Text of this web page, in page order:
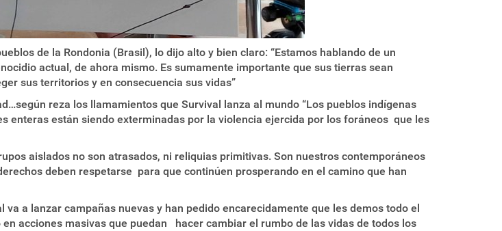
de la Rondonia (Brasil), lo dijo alto y bien claro: “Estamos hablando de un
actual, de ahora mismo. Es sumamente importante que sus tierras sean
sus territorios y en consecuencia sus vidas”
reza los llamamientos que Survival lanza al mundo “Los pueblos indígenas
enteras están siendo exterminadas por la violencia ejercida por los foráneos que les
aislados no son atrasados, ni reliquias primitivas. Son nuestros contemporáneos
deben respetarse para que continúen prosperando en el camino que han
a lanzar campañas nuevas y han pedido encarecidamente que les demos todo el
acciones masivas que puedan hacer cambiar el rumbo de las vidas de todos los